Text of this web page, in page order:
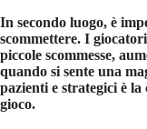
In secondo luogo, è
scommettere. I
piccole scommesse,
quando si sente una
pazienti e strategici è
gioco.